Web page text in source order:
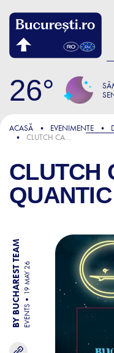
26
ACASĂ EVENIMENTE
CLUTCH CANTA LA QUANTIC
CLUTCH
QUANTIC
BY BUCHAREST TEAM EVENTS
19 MAY 26